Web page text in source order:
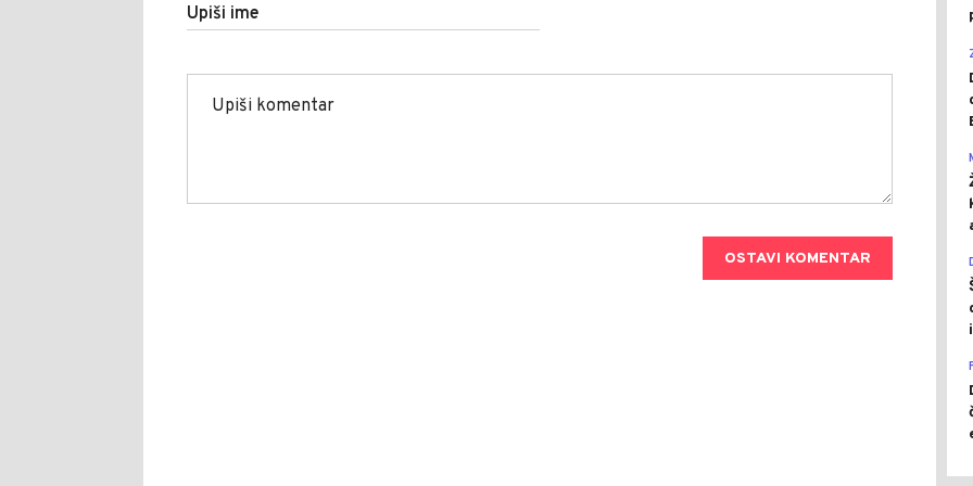
Upiši ime
OSTAVI KOMENTAR